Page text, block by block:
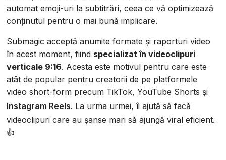
automat emoji-uri la subtitrări, ceea ce vă optimizează
conținutul pentru o mai bună implicare.
Submagic acceptă anumite formate și raporturi video
în acest moment, fiind specializat în videoclipuri
verticale 9:16. Acesta este motivul pentru care este
atât de popular pentru creatorii de pe platformele
video short-form precum TikTok, YouTube Shorts și
Instagram Reels. La urma urmei, îi ajută să facă
videoclipuri care au șanse mari să ajungă viral eficient.
👍